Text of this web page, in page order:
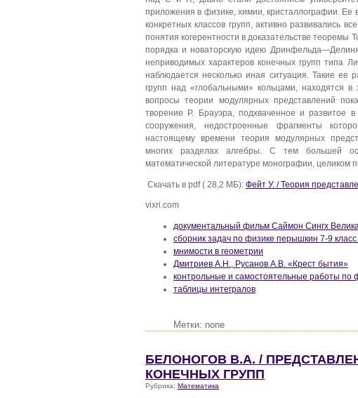
приложения в физике, химии, кристаллографии.
конкретных классов групп, активно развивались
понятия когерентности в доказательстве
порядка и новаторскую идею
неприводимых характеров конечных групп типа
наблюдается несколько иная ситуация. Такие ее
групп над «глобальными» кольцами, находятся
вопросы теории модулярных представлений
творение Р. Брауэра, подхваченное и развитое
сооружения, недостроенные фрагменты
настоящему времени теория модулярных
многих разделах алгебры. С тем большей
математической литературе монографии, целиком
Скачать в pdf ( 28,2 МБ): Фейт У. / Теория
vixri.com
документальный фильм Саймон Сингх
сборник задач по физике перышкин 7-9 класс
мнимости в геометрии
Дмитриев А.Н., Русанов А.В. «Крест бытия»
контрольные и самостоятельные работы по
таблицы интегралов
Метки: none
БЕЛОНОГОВ В.А. /
КОНЕЧНЫХ ГРУПП
Рубрика: Математика